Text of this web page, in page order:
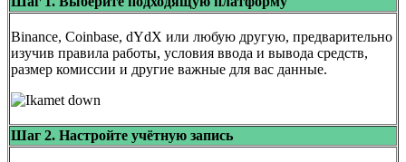
Binance, Coinbase, dYdX или любую другую, предварительно
изучив правила работы, условия ввода и вывода средств,
размер комиссии и другие важные для вас данные.
Шаг 2. Настройте учётную запись